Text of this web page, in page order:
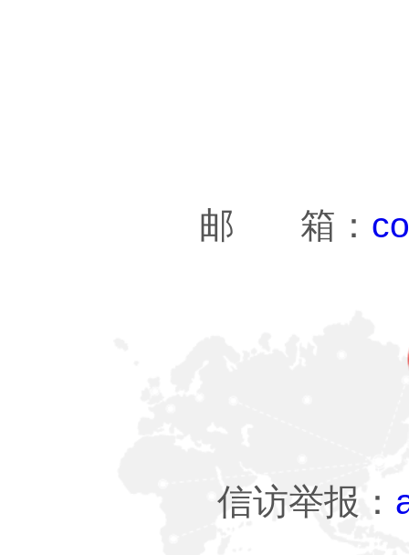
邮 箱：
信访举报：